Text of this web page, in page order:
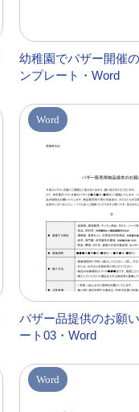
幼稚園でバザー開催
ンプレート・Word
Word
バザー品提供のお願
ート03・Word
Word